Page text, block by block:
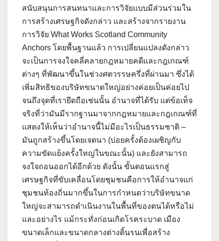
สนับสนุนการสนทนาและการวิจัยแบบมีส่วนร่วมใน
การสร้างเศรษฐกิจดังกล่าว และสร้างจากรายงาน
การวิจัย What Works Scotland Community
Anchors โดยพื้นฐานแล้ว การเปลี่ยนแปลงดังกล่าว
จะเป็นการจงใจคลี่คลายกฎหมายคดีและกฎเกณฑ์
ต่างๆ ที่พัฒนาขึ้นในช่วงศตวรรษครึ่งที่ผ่านมา ซึ่งได้
เพิ่มสิทธิของบริษัทขนาดใหญ่อย่างค่อยเป็นค่อยไป
จนถึงจุดที่เรายึดถือเช่นนั้น อำนาจที่ได้รับ แต่ข้อเท็จ
จริงที่ว่ามันมีรากฐานมาจากกฎหมายและกฎเกณฑ์ที่
แสดงให้เห็นว่าอำนาจนี้ไม่มีอะไรเป็นธรรมชาติ –
มันถูกสร้างขึ้นโดยเจตนา (บ่อยครั้งต้องเผชิญกับ
ความขัดแย้งครั้งใหญ่ในขณะนั้น) และยังสามารถ
จงใจถอนออกได้อีกด้วย ดังนั้น ขั้นตอนแรกสู่
เศรษฐกิจที่ขับเคลื่อนโดยชุมชนคือการให้อำนาจแก่
ชุมชนท้องถิ่นมากขึ้นในการกำหนดว่าบริษัทขนาด
ใหญ่จะสามารถดำเนินงานในพื้นที่ของตนได้หรือไม่
และอย่างไร แม้กระทั่งก่อนเกิดโรคระบาด เมือง
ขนาดเล็กและขนาดกลางต่างดิ้นรนเพื่อสร้าง